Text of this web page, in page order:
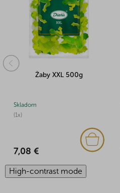
Žaby XXL 500g
(1x)
Skladom
7,08 €
High-contrast mode